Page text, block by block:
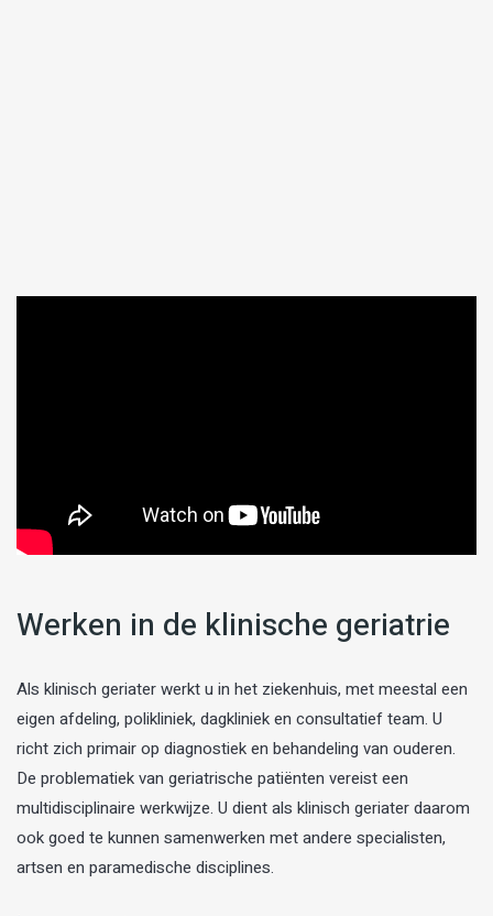
Werken in de klinische geriatrie
Als klinisch geriater werkt u in het ziekenhuis, met meestal een
eigen afdeling, polikliniek, dagkliniek en consultatief team. U
richt zich primair op diagnostiek en behandeling van ouderen.
De problematiek van geriatrische patiënten vereist een
multidisciplinaire werkwijze. U dient als klinisch geriater daarom
ook goed te kunnen samenwerken met andere specialisten,
artsen en paramedische disciplines.